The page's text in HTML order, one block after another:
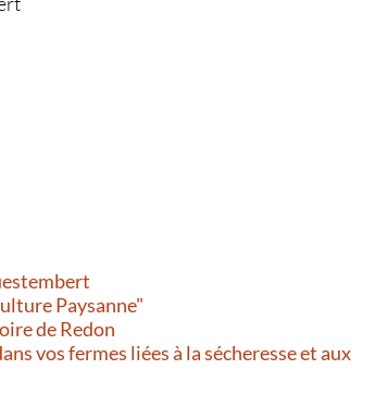
Paysanne"
de Redon
vos fermes liées à la sécheresse et aux